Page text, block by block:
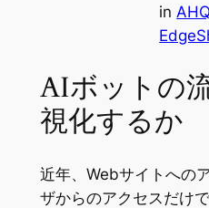
in
AIボットの
視化するか
近年、Webサイトへの
ザからのアクセスだけ